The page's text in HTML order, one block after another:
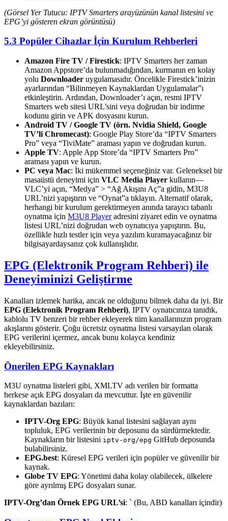
(Görsel Yer Tutucu: IPTV Smarters arayüzünün kanal listesini ve
EPG’yi gösteren ekran görüntüsü)
5.3 Popüler Cihazlar İçin Kurulum Rehberleri
Amazon Fire TV / Firestick: IPTV Smarters her zaman
Amazon Appstore’da bulunmadığından, kurmanın en kolay
yolu Downloader uygulamasıdır. Öncelikle Firestick’inizin
ayarlarından “Bilinmeyen Kaynaklardan Uygulamalar”ı
etkinleştirin. Ardından, Downloader’ı açın, resmi IPTV
Smarters web sitesi URL’sini veya doğrudan bir indirme
kodunu girin ve APK dosyasını kurun.
Android TV / Google TV (örn. Nvidia Shield, Google
TV’li Chromecast): Google Play Store’da “IPTV Smarters
Pro” veya “TiviMate” araması yapın ve doğrudan kurun.
Apple TV: Apple App Store’da “IPTV Smarters Pro”
araması yapın ve kurun.
PC veya Mac: İki mükemmel seçeneğiniz var. Geleneksel bir
masaüstü deneyimi için VLC Media Player kullanın—
VLC’yi açın, “Medya” > “Ağ Akışını Aç”a gidin, M3U8
URL’nizi yapıştırın ve “Oynat”a tıklayın. Alternatif olarak,
herhangi bir kurulum gerektirmeyen anında tarayıcı tabanlı
oynatma için M3U8 Playeradresini ziyaret edin ve oynatma
listesi URL’nizi doğrudan web oynatıcıya yapıştırın. Bu,
özellikle hızlı testler için veya yazılım kuramayacağınız bir
bilgisayardaysanız çok kullanışlıdır.
EPG (Elektronik Program Rehberi) ile
Deneyiminizi Geliştirme
Kanalları izlemek harika, ancak ne olduğunu bilmek daha da iyi. Bir
EPG (Elektronik Program Rehberi), IPTV oynatıcınıza tanıdık,
kablolu TV benzeri bir rehber ekleyerek tüm kanallarınızın program
akışlarını gösterir. Çoğu ücretsiz oynatma listesi varsayılan olarak
EPG verilerini içermez, ancak bunu kolayca kendiniz
ekleyebilirsiniz.
Önerilen EPG Kaynakları
M3U oynatma listeleri gibi, XMLTV adı verilen bir formatta
herkese açık EPG dosyaları da mevcuttur. İşte en güvenilir
kaynaklardan bazıları:
IPTV-Org EPG: Büyük kanal listesini sağlayan aynı
topluluk, EPG verilerinin bir deposunu da sürdürmektedir.
Kaynakların bir listesini iptv-org/epg GitHub deposunda
bulabilirsiniz.
EPG.best: Küresel EPG verileri için popüler ve güvenilir bir
kaynak.
Globe TV EPG: Yönetimi daha kolay olabilecek, ülkelere
göre ayrılmış EPG dosyaları sunar.
IPTV-Org’dan Örnek EPG URL’si: ` (Bu, ABD kanalları içindir)